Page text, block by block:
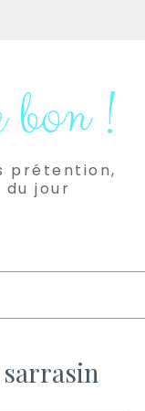
!
prétention,
jour